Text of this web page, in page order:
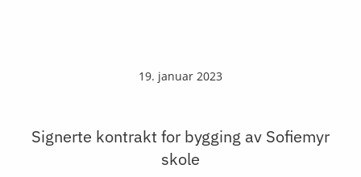
19. januar 2023
Signerte kontrakt for bygging av Sofiemyr
skole